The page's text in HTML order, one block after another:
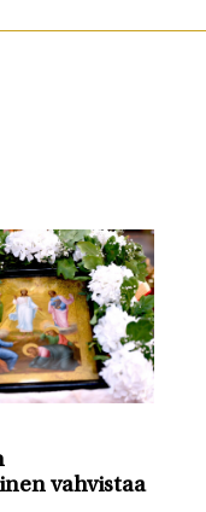
vahvistaa